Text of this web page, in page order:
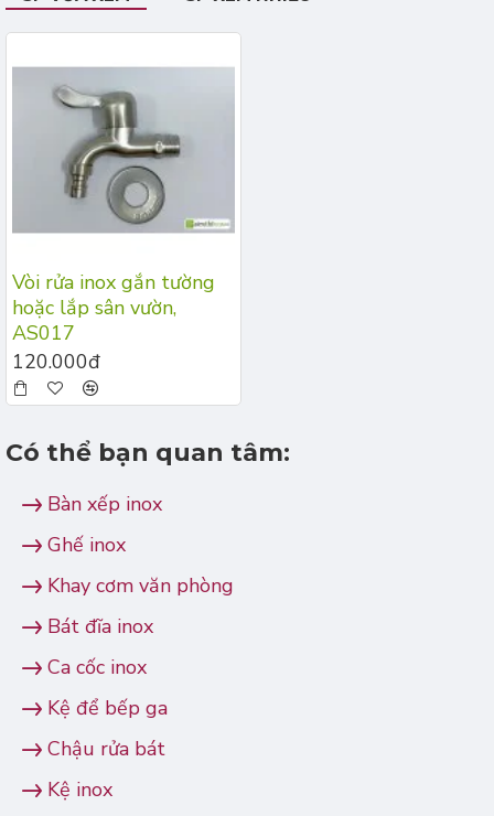
Vòi rửa inox gắn tường
hoặc lắp sân vườn,
AS017
120.000đ
Có thể bạn quan tâm:
Bàn xếp inox
Ghế inox
Khay cơm văn phòng
Bát đĩa inox
Ca cốc inox
Kệ để bếp ga
Chậu rửa bát
Kệ inox